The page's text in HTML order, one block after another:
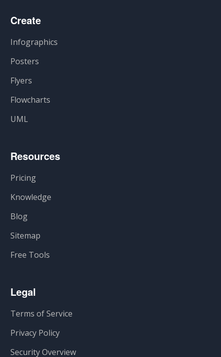
Create
Infographics
Posters
Flyers
Flowcharts
UML
Resources
Pricing
Knowledge
Blog
Sitemap
Free Tools
Legal
Terms of Service
Privacy Policy
Security Overview